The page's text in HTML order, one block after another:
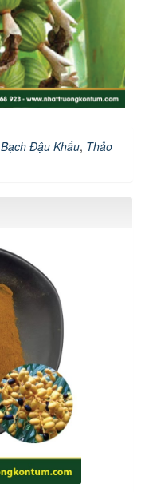
Bạch Đậu Khấu, Thảo